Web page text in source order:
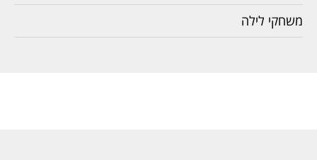
משחקי לילה